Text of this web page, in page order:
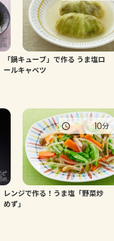
「鍋キューブ」で作る うま塩ロ
ールキャベツ
レンジで作る！うま塩「野菜炒
めず」
10分